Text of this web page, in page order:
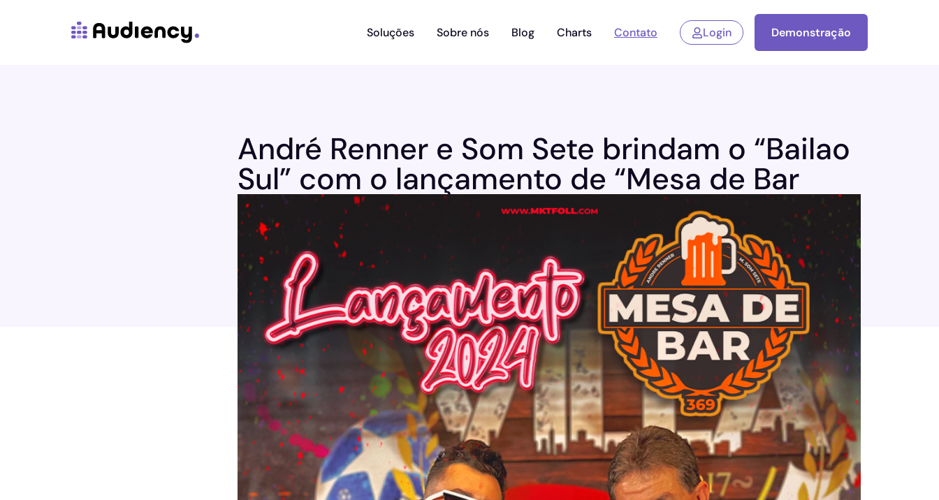
Soluções Sobre nós Blog Charts Contato Login Demonstração
André Renner e Som Sete brindam o “Bailao
Sul” com o lançamento de “Mesa de Bar